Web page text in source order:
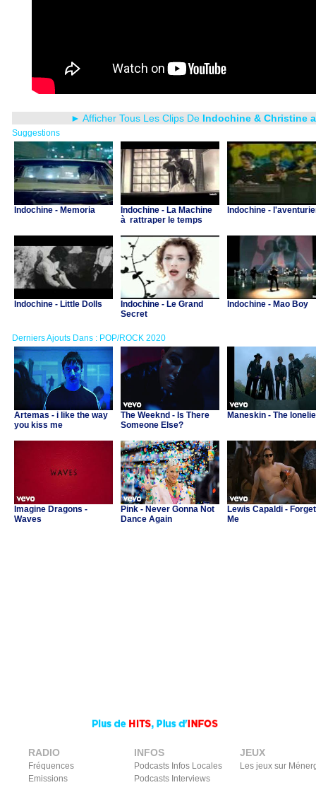
► Afficher Tous Les Clips De Indochine & Christine
Suggestions
Indochine - Memoria
Indochine - La Machine
à rattraper le temps
Indochine -
Indochine - Little Dolls
Indochine - Le Grand
Secret
Indochine - Mao Boy
Derniers Ajouts Dans : POP/ROCK 2020
Artemas - i like the way
you kiss me
The Weeknd - Is There
Someone Else?
Maneskin - The
Imagine Dragons -
Waves
Pink - Never Gonna Not
Dance Again
Lewis Capaldi - Forget
Me
RADIO
Fréquences
Emissions
INFOS
Podcasts Infos Locales
Podcasts Interviews
JEUX
Les jeux sur